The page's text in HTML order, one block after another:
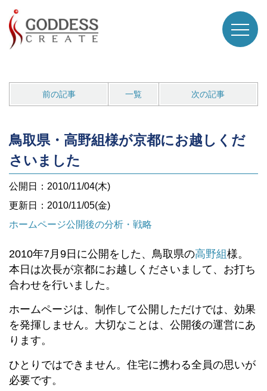
前の記事 一覧 次の記事
鳥取県・高野組様が京都にお越しくだ
さいました
公開日：2010/11/04(木)
更新日：2010/11/05(金)
ホームページ公開後の分析・戦略
2010年7月9日に公開をした、鳥取県の高野組様。
本日は次長が京都にお越しくださいまして、お打ち
合わせを行いました。
ホームページは、制作して公開しただけでは、効果
を発揮しません。大切なことは、公開後の運営にあ
ります。
ひとりではできません。住宅に携わる全員の思いが
必要です。